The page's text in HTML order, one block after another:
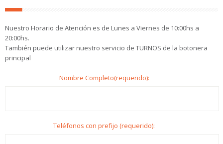
Nuestro Horario de Atención es de Lunes a Viernes de 10:00hs a
20:00hs.
También puede utilizar nuestro servicio de TURNOS de la botonera
principal
Nombre Completo(requerido):
Teléfonos con prefijo (requerido):